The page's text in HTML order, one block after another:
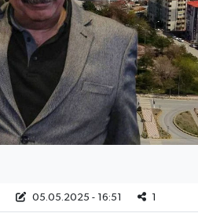
05.05.2025 - 16:51 1